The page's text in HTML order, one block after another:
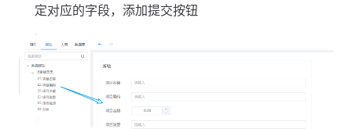
定对应的字段，添加提交按钮